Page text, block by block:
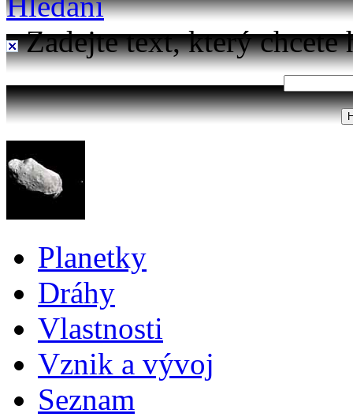
Zadejte text, který chcete
Planetky
Dráhy
Vlastnosti
Vznik a vývoj
Seznam